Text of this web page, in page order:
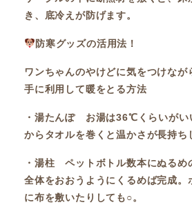
き、底冷えが防げます。
防寒グッズの活用法！
ワンちゃんのやけどに気をつけなが
手に利用して暖をとる方法
・湯たんぽ お湯は36℃くらいがい
からタオルを巻くと温かさが長持ち
・湯柱
ペットボトル数本にぬるめ
全体をおおうようにくるめば完成。
に布を敷いたりしても○。